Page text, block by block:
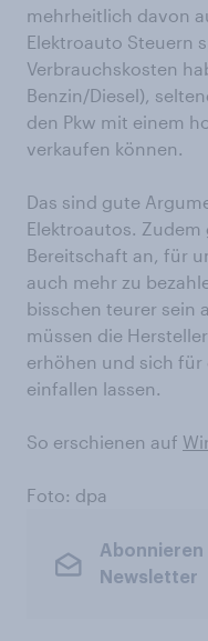
mehrheitlich davon
Elektroauto Steuern
Verbrauchskosten
Benzin/Diesel),
den Pkw mit einem
verkaufen können.
Das sind gute
Elektroautos.
Bereitschaft an, für
auch mehr zu
bisschen teurer sein
müssen die
erhöhen und sich für
einfallen lassen.
So erschienen auf
Foto: dpa
Abonnieren
Newsletter